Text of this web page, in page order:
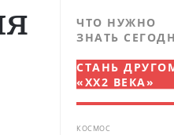
ЧТО НУЖНО
ЗНАТЬ
СТАНЬ
«XX2 ВЕКА»
КОСМОС